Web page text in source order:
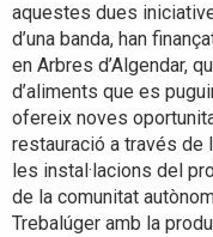
aquestes dues
d’una banda, han
en Arbres d’Algendar,
d’aliments que es
ofereix noves
restauració a través de
les instal·lacions del
de la comunitat
Trebalúger amb la